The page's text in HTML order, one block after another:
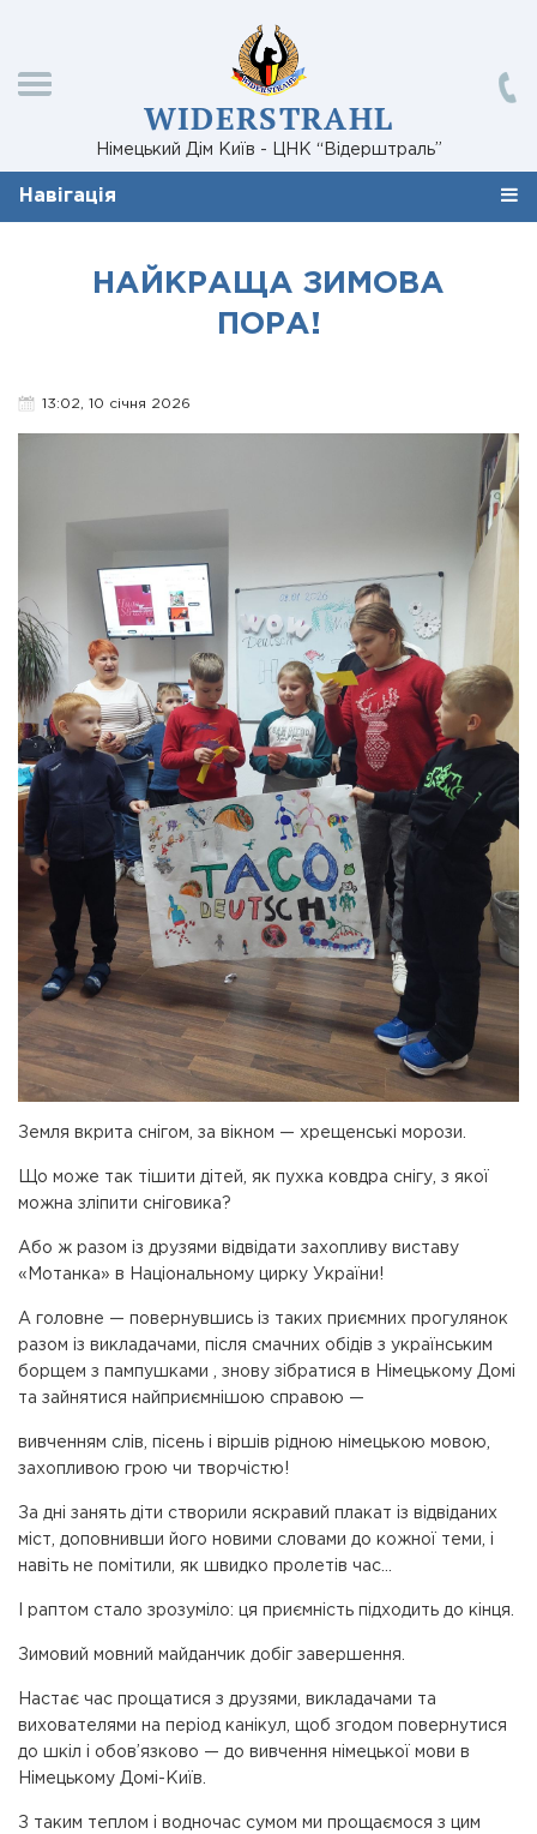
WIDERSTRAHL
Німецький Дім Київ - ЦНК “Відерштраль”
Навігація
НАЙКРАЩА ЗИМОВА
ПОРА!
13:02, 10 січня 2026
Земля вкрита снігом, за вікном — хрещенські морози.
Що може так тішити дітей, як пухка ковдра снігу, з якої
можна зліпити сніговика?
Або ж разом із друзями відвідати захопливу виставу
«Мотанка» в Національному цирку України!
А головне — повернувшись із таких приємних прогулянок
разом із викладачами, після смачних обідів з українським
борщем з пампушками , знову зібратися в Німецькому Домі
та зайнятися найприємнішою справою —
вивченням слів, пісень і віршів рідною німецькою мовою,
захопливою грою чи творчістю!
За дні занять діти створили яскравий плакат із відвіданих
міст, доповнивши його новими словами до кожної теми, і
навіть не помітили, як швидко пролетів час…
І раптом стало зрозуміло: ця приємність підходить до кінця.
Зимовий мовний майданчик добіг завершення.
Настає час прощатися з друзями, викладачами та
вихователями на період канікул, щоб згодом повернутися
до шкіл і обов’язково — до вивчення німецької мови в
Німецькому Домі-Київ.
З таким теплом і водночас сумом ми прощаємося з цим